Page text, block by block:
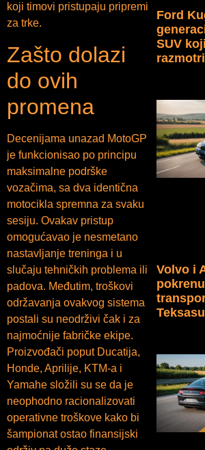
koji timovi pristupaju pripremi
za trke.
Zašto dolazi
do ovih
promena
Decenijama unazad MotoGP
je funkcionisao po principu
maksimalne podrške
vozačima, sa dva identična
motocikla spremna za svaku
sesiju. Ovakav pristup
omogućavao je nesmetano
nastavljanje treninga i u
slučaju tehničkih problema ili
padova. Međutim, troškovi
održavanja ovakvog sistema
postali su neodrživi čak i za
najmoćnije fabričke ekipe.
Proizvođači poput Ducatija,
Honde, Aprilije, KTM-a i
Yamahe složili su se da je
neophodno racionalizovati
operativne troškove kako bi
šampionat ostao finansijski
Ford
SUV
Volvo i
Teksasu